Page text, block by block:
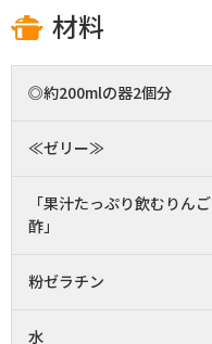
材料
◎約200mlの器2個分
≪ゼリー≫
「果汁たっぷり飲むりんご
酢」
粉ゼラチン
水